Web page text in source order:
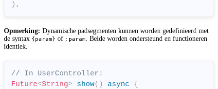
) ,
Opmerking: Dynamische padsegmenten kunnen worden gedefinieerd met
de syntax {param} of :param . Beide worden ondersteund en functioneren
identiek.
// In UserController:
Future<String> show( ) async
{